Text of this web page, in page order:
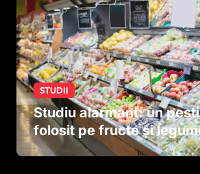
STUDII
Studiu alarmant: un
folosit pe fructe și
ar putea afecta